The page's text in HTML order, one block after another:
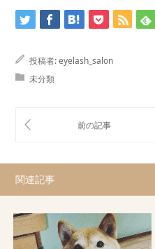
投稿者:eyelash_salon
未分類
関連記事